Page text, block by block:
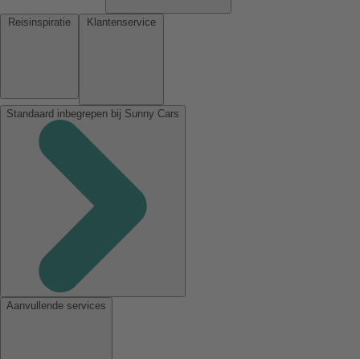
Standaard inbegrepen bij Sunny Cars
Aanvullende services